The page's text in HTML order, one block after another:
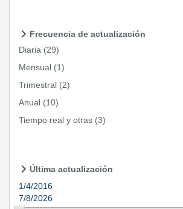
Frecuencia de actualización
Diaria (29)
Mensual (1)
Trimestral (2)
Anual (10)
Tiempo real y otras (3)
Última actualización
1/4/2016
7/8/2026